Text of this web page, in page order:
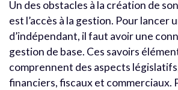
Un des obstacles à la création de
est l’accès à la gestion. Pour lancer
d’indépendant, il faut avoir une
gestion de base. Ces savoirs
comprennent des aspects
financiers, fiscaux et commerciaux.